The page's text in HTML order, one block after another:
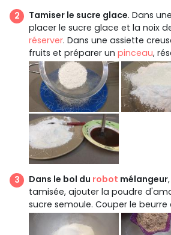
Tamiser le sucre glace. Dans
placer le sucre glace et la noix
réserver. Dans une assiette
fruits et préparer un pinceau,
Dans le bol du robot mélangeur
tamisée, ajouter la poudre
sucre semoule. Couper le beurre